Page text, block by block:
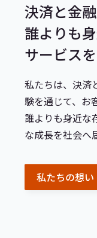
決済と金
誰よりも
サービス
私たちは、決済
験を通じて、お
誰よりも身近な
な成長を社会へ
私たちの想い